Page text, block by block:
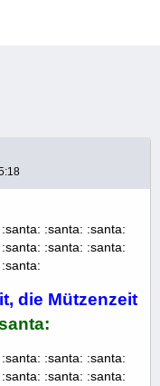
:santa: :santa:
:santa: :santa:
die Mützenzeit
:santa: :santa:
:santa: :santa: